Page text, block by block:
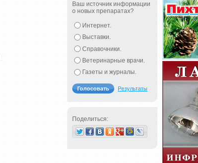
Ваш источник информации
о новых препаратах?
Интернет.
Выставки.
Справочники.
Ветеринарные врачи.
Газеты и журналы.
Результаты
Поделиться: